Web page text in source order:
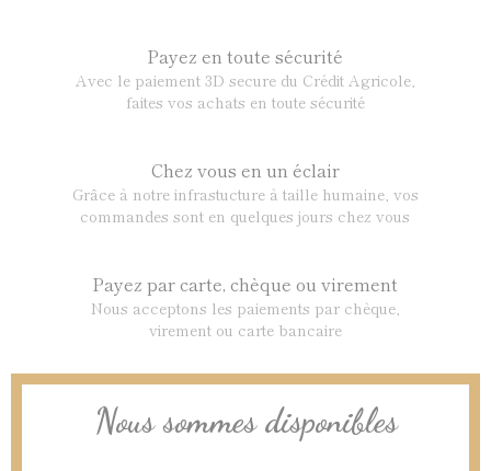
Payez en toute sécurité
Avec le paiement 3D secure du Crédit Agricole,
faites vos achats en toute sécurité
Chez vous en un éclair
Grâce à notre infrastucture à taille humaine, vos
commandes sont en quelques jours chez vous
Payez par carte, chèque ou virement
Nous acceptons les paiements par chèque,
virement ou carte bancaire
Nous sommes disponibles